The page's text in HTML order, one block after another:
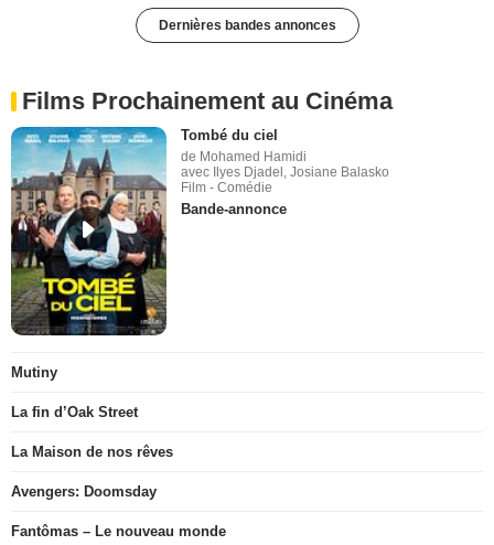
Dernières bandes annonces
Films Prochainement au Cinéma
Tombé du ciel
de Mohamed Hamidi
avec Ilyes Djadel, Josiane Balasko
Film - Comédie
Bande-annonce
Mutiny
La fin d’Oak Street
La Maison de nos rêves
Avengers: Doomsday
Fantômas – Le nouveau monde